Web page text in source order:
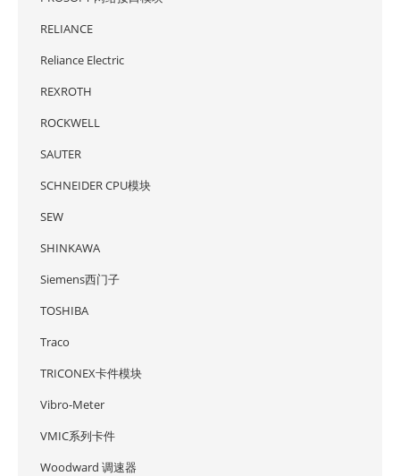
RELIANCE
Reliance Electric
REXROTH
ROCKWELL
SAUTER
SCHNEIDER CPU模块
SEW
SHINKAWA
Siemens西门子
TOSHIBA
Traco
TRICONEX卡件模块
Vibro-Meter
VMIC系列卡件
Woodward 调速器